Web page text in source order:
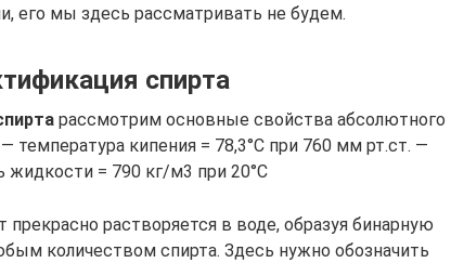
его мы здесь рассматривать не будем.
спирта
рассмотрим основные свойства абсолютного
температура кипения = 78,3°C при 760 мм рт.ст. —
жидкости = 790 кг/м3 при 20°С
растворяется в воде, образуя бинарную
количеством спирта. Здесь нужно обозначить